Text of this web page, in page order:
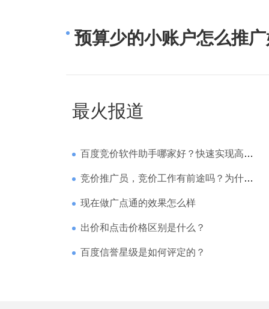
预算少的小账户怎么推
最火报道
百度竞价软件助手哪家好？快速实现高回报哪家强？
竞价推广员，竞价工作有前途吗？为什么待遇那么高
现在做广点通的效果怎么样
出价和点击价格区别是什么？
百度信誉星级是如何评定的？